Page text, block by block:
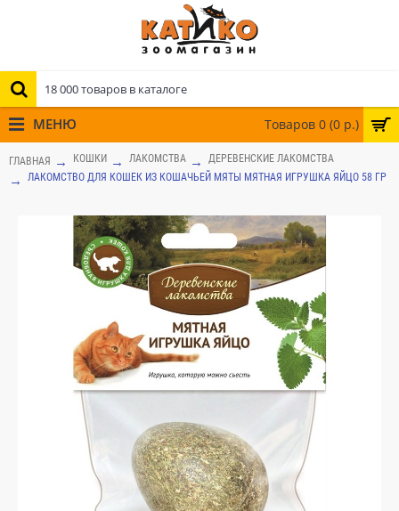
Товаров 0 (0 р.)
МЕНЮ
ГЛАВНАЯ КОШКИ ЛАКОМСТВА
ДЕРЕВЕНСКИЕ ЛАКОМСТВА
ЛАКОМСТВО ДЛЯ КОШЕК ИЗ КОШАЧЬЕЙ МЯТЫ МЯТНАЯ ИГРУШКА ЯЙЦО 58 ГР